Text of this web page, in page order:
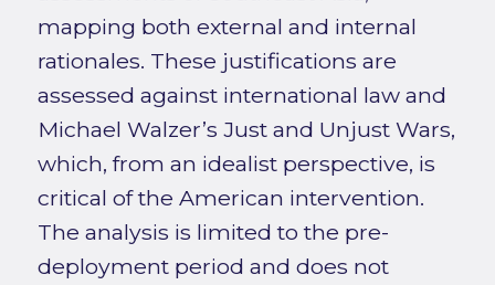
mapping both external and internal
rationales. These justifications are
assessed against international law and
Michael Walzer’s Just and Unjust Wars,
which, from an idealist perspective, is
critical of the American intervention.
The analysis is limited to the pre-
deployment period and does not